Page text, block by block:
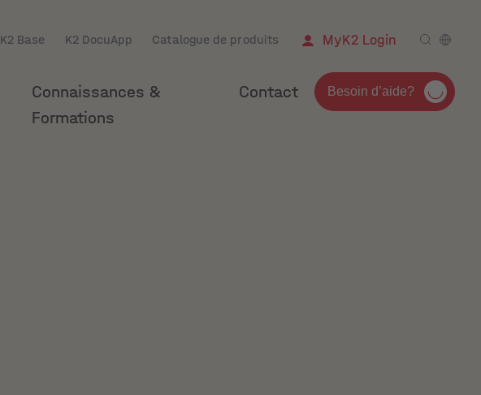
K2 Base K2 DocuApp Catalogue de produits MyK2 Login
Connaissances &
Formations
Contact Besoin d’aide?